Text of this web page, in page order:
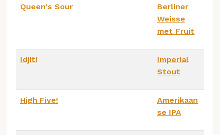
Queen's Sour
Berliner
Weisse
met Fruit
Idjit!
Imperial
Stout
High Five!
Amerikaan
se IPA